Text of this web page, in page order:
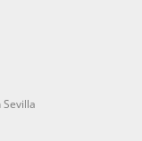
Sevilla